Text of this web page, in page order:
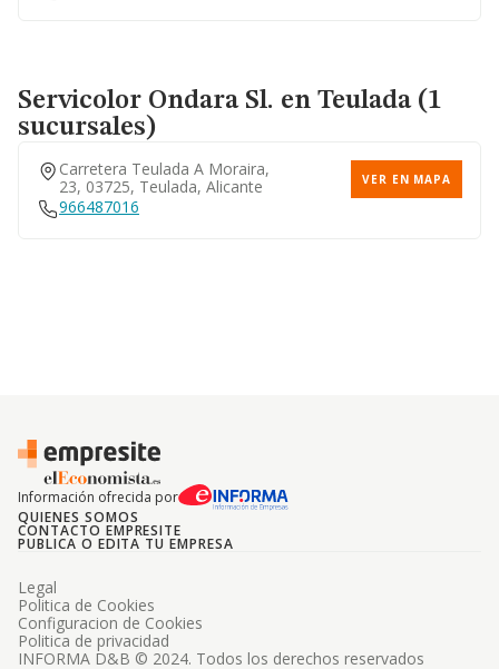
Servicolor Ondara Sl. en Teulada (1
sucursales)
Carretera Teulada A Moraira,
23, 03725, Teulada, Alicante
VER EN MAPA
966487016
Información ofrecida por
QUIENES SOMOS
CONTACTO EMPRESITE
PUBLICA O EDITA TU EMPRESA
INFORMA D&B © 2024. Todos los derechos reservados
Legal
Politica de Cookies
Configuracion de Cookies
Politica de privacidad